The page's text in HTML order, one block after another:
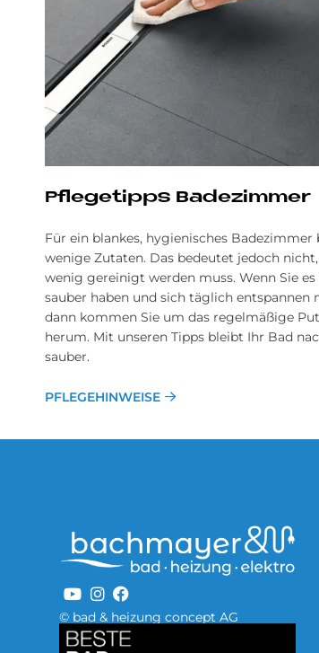
Pflegetipps Badezimmer
Für ein blankes, hygienisches Badezimmer
wenige Zutaten. Das bedeutet jedoch
wenig gereinigt werden muss. Wenn Sie
sauber haben und sich täglich entspannen
dann kommen Sie um das regelmäßige
herum. Mit unseren Tipps bleibt Ihr Bad
sauber.
PFLEGEHINWEISE
© bad & heizung concept AG
Bild